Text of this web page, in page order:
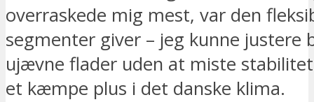
overraskede mig mest, var den
segmenter giver – jeg kunne justere
ujævne flader uden at miste
et kæmpe plus i det danske klima.